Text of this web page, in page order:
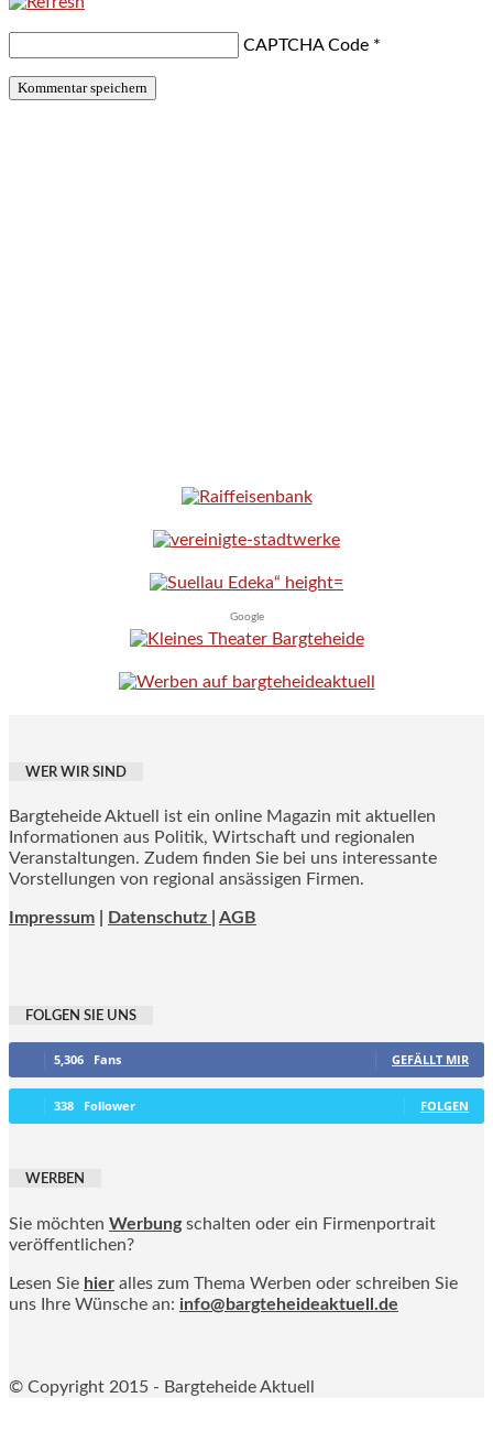
CAPTCHA Code *
Google
WER WIR SIND
Bargteheide Aktuell ist ein online Magazin mit aktuellen
Informationen aus Politik, Wirtschaft und regionalen
Veranstaltungen. Zudem finden Sie bei uns interessante
Vorstellungen von regional ansässigen Firmen.
Impressum Datenschutz | AGB
FOLGEN SIE UNS
5,306 Fans GEFÄLLT MIR
338 Follower FOLGEN
WERBEN
Sie möchten Werbung schalten oder ein Firmenportrait
veröffentlichen?
Lesen Sie hier alles zum Thema Werben oder schreiben Sie
uns Ihre Wünsche an: info@bargteheideaktuell.de
© Copyright 2015 - Bargteheide Aktuell